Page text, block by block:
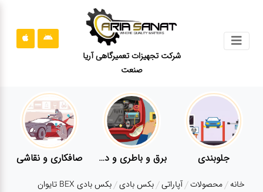
شرکت تجهیزات تعمیرگاهی آریا
صنعت
قوانین
سایت
ارتباط
درباره
جلوبندی برق و باطری و دیاگ صافکاری و نقاشی
خانه محصولات آپاراتی بکس بادی بکس بادی BEX تایوان